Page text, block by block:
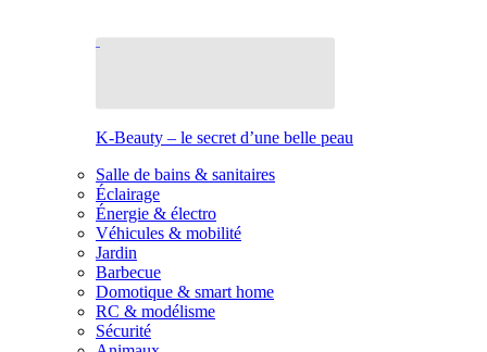
K-Beauty – le secret d’une belle peau
Salle de bains & sanitaires
Éclairage
Énergie & électro
Véhicules & mobilité
Jardin
Barbecue
Domotique & smart home
RC & modélisme
Sécurité